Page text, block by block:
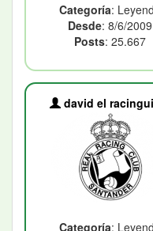
Categoría:
Desde: 8/6/2009
Posts: 25.667
david el
Categoría: